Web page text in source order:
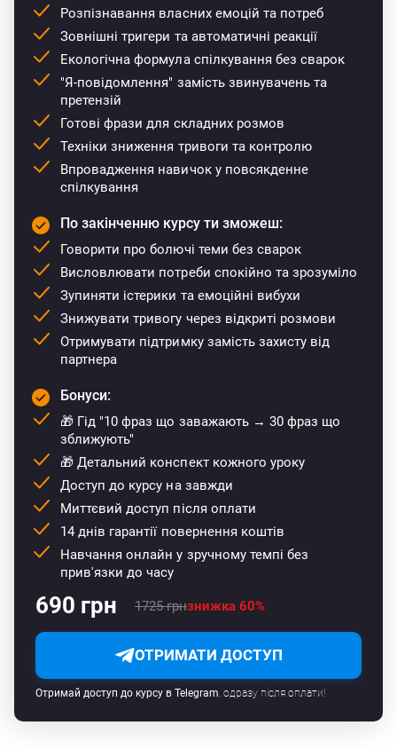
Як закріпити отримані навички та почати нове
життя
Розпізнавання власних емоцій та потреб
Зовнішні тригери та автоматичні реакції
Екологічна формула спілкування без сварок
"Я-повідомлення" замість звинувачень та
претензій
Готові фрази для складних розмов
Техніки зниження тривоги та контролю
Впровадження навичок у повсякденне
спілкування
По закінченню курсу ти зможеш:
Говорити про болючі теми без сварок
Висловлювати потреби спокійно та зрозуміло
Зупиняти істерики та емоційні вибухи
Знижувати тривогу через відкриті розмови
Отримувати підтримку замість захисту від
партнера
Бонуси:
🎁 Гід "10 фраз що заважають → 30 фраз що
зближують"
🎁 Детальний конспект кожного уроку
Доступ до курсу на завжди
Миттєвий доступ після оплати
14 днів гарантії повернення коштів
Навчання онлайн у зручному темпі без
прив'язки до часу
690 грн 1725 грнзнижка 60%
ОТРИМАТИ ДОСТУП
Отримай доступ до курсу в Telegram, одразу після оплати!